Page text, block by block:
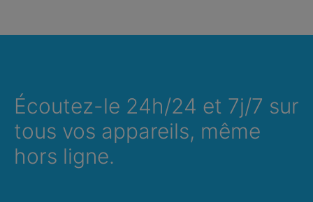
Écoutez-le 24h/24 et 7j/7 sur
tous vos appareils, même
hors ligne.